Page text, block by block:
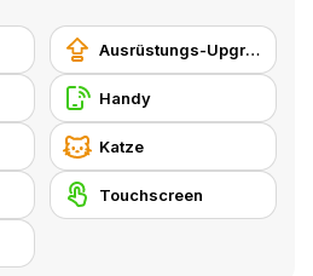
Ausrüstungs-Upgrade kaufen
Handy
Katze
Touchscreen